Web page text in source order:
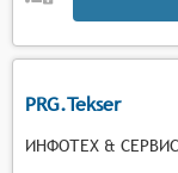
PRG.Tekser
ИНФОТЕХ & СЕРВИС